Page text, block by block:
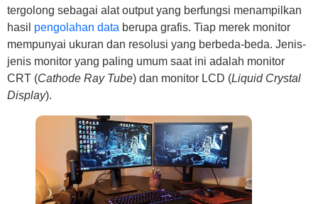
tergolong sebagai alat output yang berfungsi menampilkan
hasil pengolahan data berupa grafis. Tiap merek monitor
mempunyai ukuran dan resolusi yang berbeda-beda. Jenis-
jenis monitor yang paling umum saat ini adalah monitor
CRT (Cathode Ray Tube) dan monitor LCD (Liquid Crystal
Display).